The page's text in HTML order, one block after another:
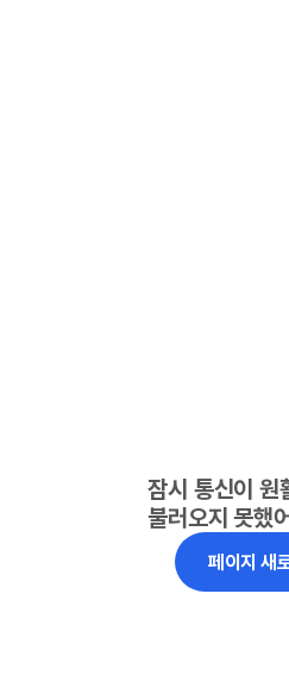
잠시 통신이 원
불러오지 못했
페이지 새